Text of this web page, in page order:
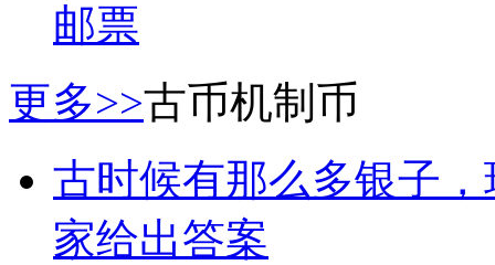
邮票
更多>>古币机制币
古时候有那么多银子
家给出答案